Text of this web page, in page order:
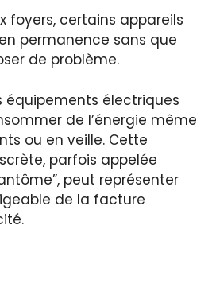
foyers, certains appareils
permanence sans que
de problème.
équipements électriques
de l’énergie même
ou en veille. Cette
parfois appelée
peut représenter
de la facture